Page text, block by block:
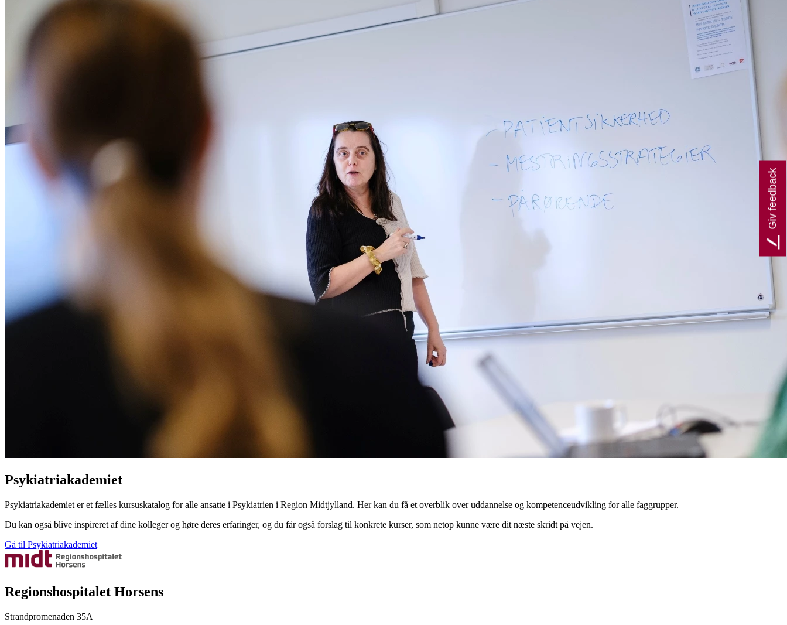
Psykiatriakademiet
Psykiatriakademiet er et fælles kursuskatalog for alle ansatte i Psykiatrien i Region Midtjylland. Her kan du få et overblik over uddannelse og kompetenceudvikling for alle faggrupper.
Du kan også blive inspireret af dine kolleger og høre deres erfaringer, og du får også forslag til konkrete kurser, som netop kunne være dit næste skridt på vejen.
Gå til Psykiatriakademiet
Regionshospitalet Horsens
Strandpromenaden 35A
Giv feedback